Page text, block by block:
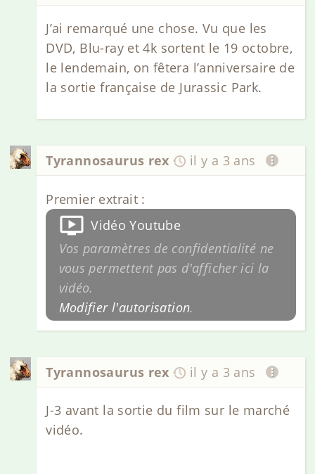
J’ai remarqué une chose. Vu que les
DVD, Blu-ray et 4k sortent le 19 octobre,
le lendemain, on fêtera l’anniversaire de
la sortie française de Jurassic Park.
Tyrannosaurus rex il y a 3 ans
Premier extrait :
Vidéo Youtube
Vos paramètres de confidentialité ne
vous permettent pas d'afficher ici la
vidéo.
Modifier l'autorisation.
Tyrannosaurus rex il y a 3 ans
J-3 avant la sortie du film sur le marché
vidéo.